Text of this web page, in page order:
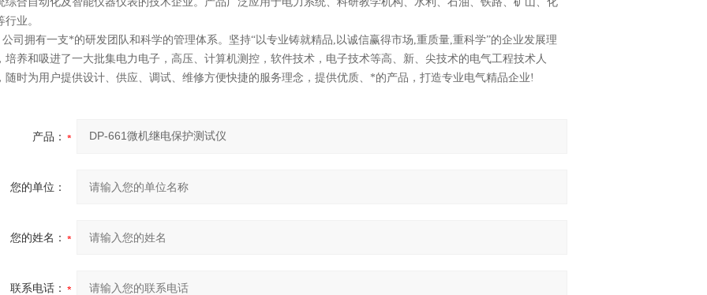
行业。
拥有一支*的研发团队和科学的管理体系。坚持“以专业铸就精品,以诚信赢得市场,重质量,重科学”的企业发展理
培养和吸进了一大批集电力电子，高压、计算机测控，软件技术，电子技术等高、新、尖技术的电气工程技术人
随时为用户提供设计、供应、调试、维修方便快捷的服务理念，提供优质、*的产品，打造专业电气精品企业!
产品：
您的单位：
您的姓名：
联系电话：